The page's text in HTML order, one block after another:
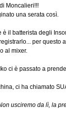
Moncalieri!!!
una serata così.
è il batterista degli
per questo
al mixer.
ci è passato a
ci ha chiamato
usciremo da lì, la